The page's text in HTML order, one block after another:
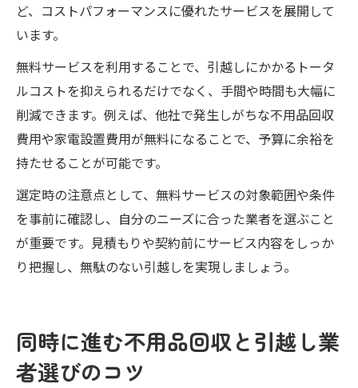
ど、コストパフォーマンスに優れたサービスを展開して
います。
無料サービスを利用することで、引越しにかかるトータ
ルコストを抑えられるだけでなく、手間や時間も大幅に
削減できます。例えば、他社で発生しがちな不用品回収
費用や家電設置費用が無料になることで、予算に余裕を
持たせることが可能です。
選定時の注意点として、無料サービスの対象範囲や条件
を事前に確認し、自分のニーズに合った業者を選ぶこと
が重要です。見積もりや契約前にサービス内容をしっか
り把握し、無駄のない引越しを実現しましょう。
同時に進む不用品回収と引越し業
者選びのコツ